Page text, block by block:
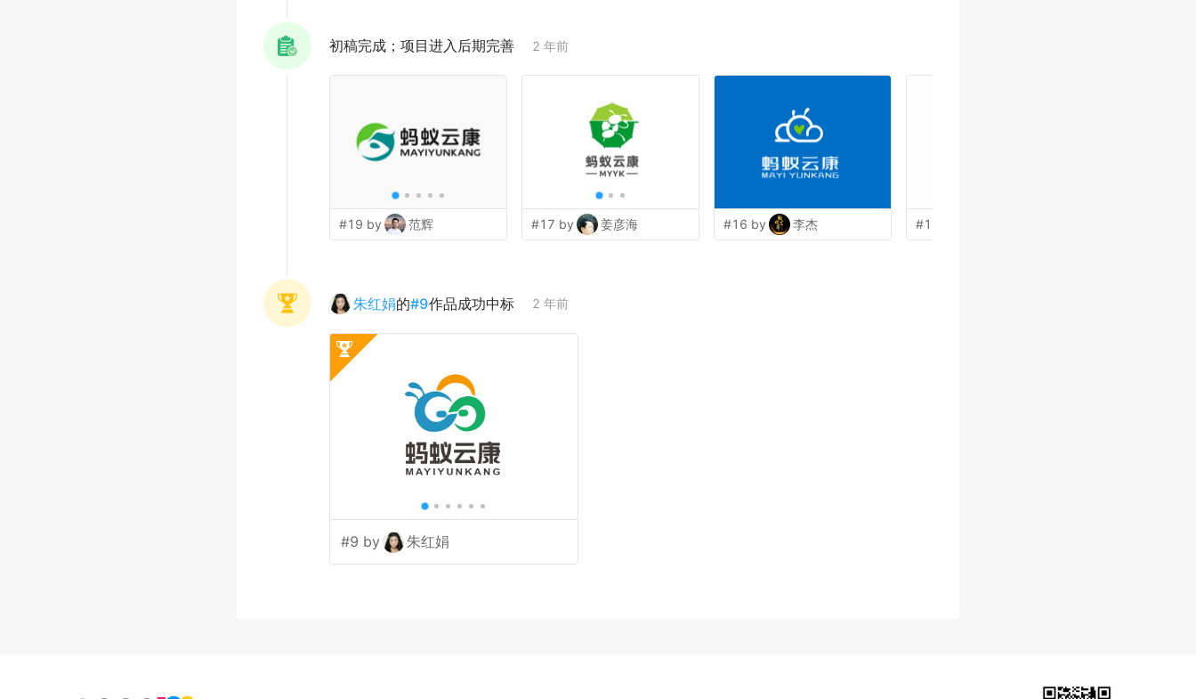
初稿完成；项目进入后期完善 2 年前
#19 by 范辉 #17 by 姜彦海 #16 by 李杰 #15 by
朱红娟的#9作品成功中标 2 年前
#9 by 朱红娟